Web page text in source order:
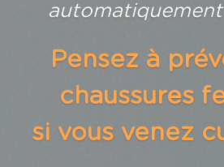
Pensez à
chaussures
si vous venez